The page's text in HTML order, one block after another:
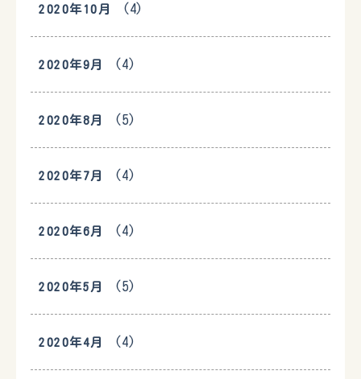
2020年10月 (4)
2020年9月 (4)
2020年8月 (5)
2020年7月 (4)
2020年6月 (4)
2020年5月 (5)
2020年4月 (4)